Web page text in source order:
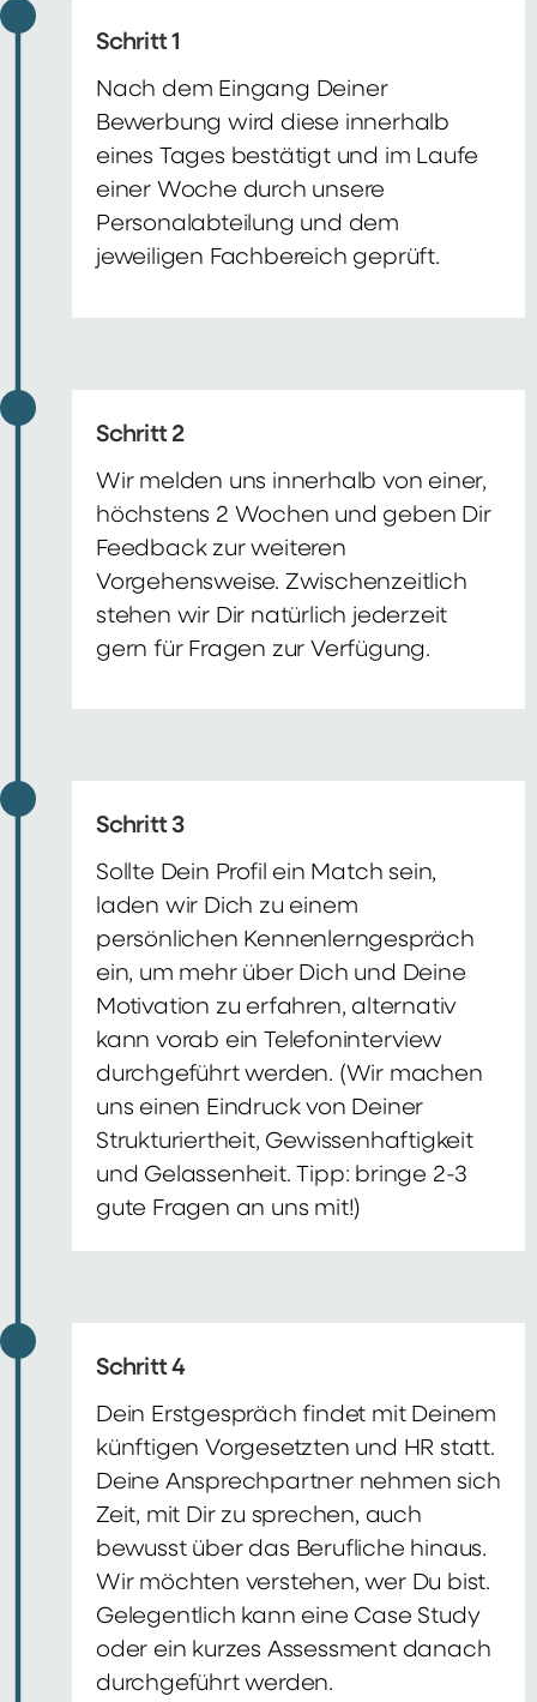
Schritt 1
Nach dem Eingang Deiner
Bewerbung wird diese innerhalb
eines Tages bestätigt und im Laufe
einer Woche durch unsere
Personalabteilung und dem
jeweiligen Fachbereich geprüft.
Schritt 2
Wir melden uns innerhalb von einer,
höchstens 2 Wochen und geben Dir
Feedback zur weiteren
Vorgehensweise. Zwischenzeitlich
stehen wir Dir natürlich jederzeit
gern für Fragen zur Verfügung.
Schritt 3
Sollte Dein Profil ein Match sein,
laden wir Dich zu einem
persönlichen Kennenlerngespräch
ein, um mehr über Dich und Deine
Motivation zu erfahren, alternativ
kann vorab ein Telefoninterview
durchgeführt werden. (Wir machen
uns einen Eindruck von Deiner
Strukturiertheit, Gewissenhaftigkeit
und Gelassenheit. Tipp: bringe 2-3
gute Fragen an uns mit!)
Schritt 4
Dein Erstgespräch findet mit Deinem
künftigen Vorgesetzten und HR statt.
Deine Ansprechpartner nehmen sich
Zeit, mit Dir zu sprechen, auch
bewusst über das Berufliche hinaus.
Wir möchten verstehen, wer Du bist.
Gelegentlich kann eine Case Study
oder ein kurzes Assessment danach
durchgeführt werden.